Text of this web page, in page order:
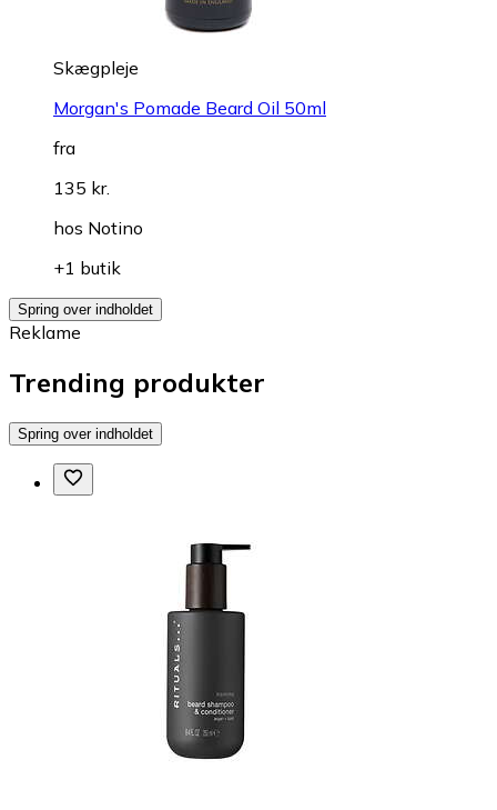
Skægpleje
Morgan's Pomade Beard Oil 50ml
fra
135 kr.
hos Notino
+1 butik
Spring over indholdet
Reklame
Trending produkter
Spring over indholdet